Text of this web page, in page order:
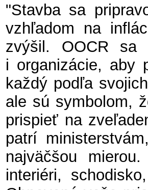
"Stavba sa
vzhľadom na
zvýšil. OOCR sa
i organizácie, aby
každý podľa
ale sú symbolom,
prispieť na
patrí
najväčšou
interiéri,